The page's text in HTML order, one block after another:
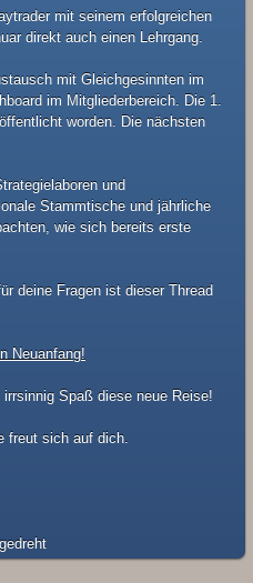
mit seinem erfolgreichen
direkt auch einen Lehrgang.
mit Gleichgesinnten im
im Mitgliederbereich. Die 1.
worden. Die nächsten
und
Stammtische und jährliche
wie sich bereits erste
deine Fragen ist dieser Thread
Neuanfang!
Spaß diese neue Reise!
freut sich auf dich.